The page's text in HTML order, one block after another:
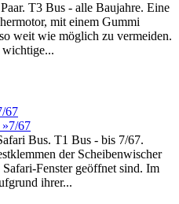
T3 Bus - alle Baujahre. Eine
mit einem Gummi
weit wie möglich zu vermeiden.
67
Bus. T1 Bus - bis 7/67.
der Scheibenwischer
Fenster geöffnet sind. Im
ihrer...